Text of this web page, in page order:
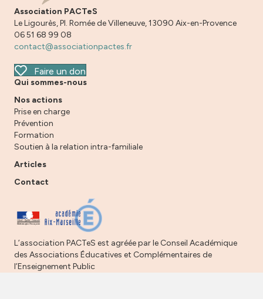
Association PACTeS
Le Ligourès, Pl. Romée de Villeneuve, 13090 Aix-en-Provence
06 51 68 99 08
contact@associationpactes.fr
Faire un don
Qui sommes-nous
Nos actions
Prise en charge
Prévention
Formation
Soutien à la relation intra-familiale
Articles
Contact
L’association PACTeS est agréée par le Conseil Académique
des Associations Éducatives et Complémentaires de
l’Enseignement Public